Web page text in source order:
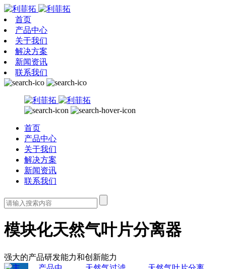
首页
产品中心
关于我们
解决方案
新闻资讯
联系我们
首页
产品中心
关于我们
解决方案
新闻资讯
联系我们
模块化天然气叶片分离器
强大的产品研发能力和创新能力